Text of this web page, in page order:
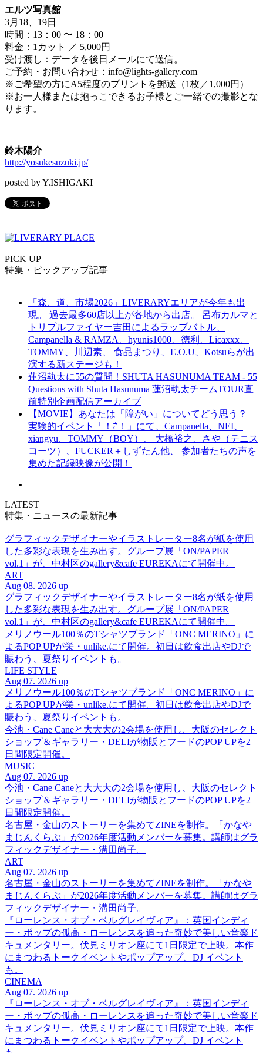
エルツ写真館
3月18、19日
時間：13：00 〜 18：00
料金：1カット ／ 5,000円
受け渡し：データを後日メールにて送信。
ご予約・お問い合わせ：info@lights-gallery.com
※ご希望の方にA5程度のプリントを郵送（1枚／1,000円）
※お一人様または抱っこできるお子様とご一緒での撮影とな
ります。
鈴木陽介
http://yosukesuzuki.jp/
posted by Y.ISHIGAKI
PICK UP
特集・ピックアップ記事
「森、道、市場2026」LIVERARYエリアが今年も出
現。 過去最多60店以上が各地から出店。 呂布カルマと
トリプルファイヤー吉田によるラップバトル、
Campanella & RAMZA、hyunis1000、徳利、Licaxxx、
TOMMY、川辺素、 食品まつり、E.O.U、Kotsuらが出
演する新ステージも！
蓮沼執太に55の質問！SHUTA HASUNUMA TEAM - 55
Questions with Shuta Hasunuma 蓮沼執太チームTOUR直
前特別企画配信アーカイブ
【MOVIE】あなたは「障がい」についてどう思う？
実験的イベント「！⇄！」にて、Campanella、NEI、
xiangyu、TOMMY（BOY）、 大橋裕之、さや（テニス
コーツ）、FUCKER＋しずたん他、 参加者たちの声を
集めた記録映像が公開！
LATEST
特集・ニュースの最新記事
グラフィックデザイナーやイラストレーター8名が紙を使用
した多彩な表現を生み出す。グループ展「ON/PAPER
vol.1」が、中村区のgallery&cafe EUREKAにて開催中。
ART
Aug 08. 2026 up
グラフィックデザイナーやイラストレーター8名が紙を使用
した多彩な表現を生み出す。グループ展「ON/PAPER
vol.1」が、中村区のgallery&cafe EUREKAにて開催中。
メリノウール100％のTシャツブランド「ONC MERINO」に
よるPOP UPが栄・unlike.にて開催。初日は飲食出店やDJで
賑わう、夏祭りイベントも。
LIFE STYLE
Aug 07. 2026 up
メリノウール100％のTシャツブランド「ONC MERINO」に
よるPOP UPが栄・unlike.にて開催。初日は飲食出店やDJで
賑わう、夏祭りイベントも。
今池・Cane Caneと大大大の2会場を使用し、大阪のセレクト
ショップ＆ギャラリー・DELIが物販とフードのPOP UPを2
日間限定開催。
MUSIC
Aug 07. 2026 up
今池・Cane Caneと大大大の2会場を使用し、大阪のセレクト
ショップ＆ギャラリー・DELIが物販とフードのPOP UPを2
日間限定開催。
名古屋・金山のストーリーを集めてZINEを制作。「かなや
まじんくらぶ」が2026年度活動メンバーを募集。講師はグラ
フィックデザイナー・溝田尚子。
ART
Aug 07. 2026 up
名古屋・金山のストーリーを集めてZINEを制作。「かなや
まじんくらぶ」が2026年度活動メンバーを募集。講師はグラ
フィックデザイナー・溝田尚子。
『ローレンス・オブ・ベルグレイヴィア』：英国インディ
ー・ポップの孤高・ローレンスを追った奇妙で美しい音楽ド
キュメンタリー。伏見ミリオン座にて1日限定で上映。本作
にまつわるトークイベントやポップアップ、DJ イベント
も。
CINEMA
Aug 07. 2026 up
『ローレンス・オブ・ベルグレイヴィア』：英国インディ
ー・ポップの孤高・ローレンスを追った奇妙で美しい音楽ド
キュメンタリー。伏見ミリオン座にて1日限定で上映。本作
にまつわるトークイベントやポップアップ、DJ イベント